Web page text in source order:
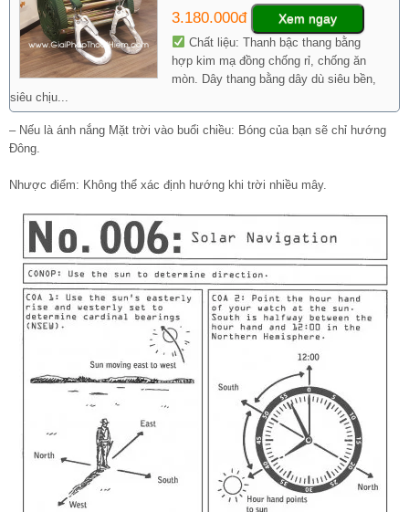
3.180.000đ Xem ngay
Chất liệu: Thanh bậc thang bằng
hợp kim mạ đồng chống rỉ, chống ăn
mòn. Dây thang bằng dây dù siêu bền,
siêu chịu...
– Nếu là ánh nắng Mặt trời vào buổi chiều: Bóng của bạn sẽ chỉ hướng
Đông.
Nhược điểm: Không thể xác định hướng khi trời nhiều mây.